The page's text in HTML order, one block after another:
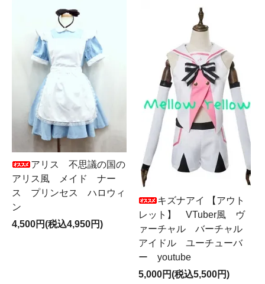
アリス 不思議の国の
アリス風 メイド ナー
ス プリンセス ハロウィ
ン
4,500円(税込4,950円)
キズナアイ 【アウト
レット】 VTuber風 ヴ
ァーチャル バーチャル
アイドル ユーチューバ
ー youtube
5,000円(税込5,500円)